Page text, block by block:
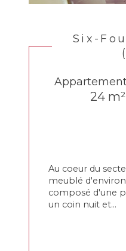
Six-
24 m²
Au coeur du
meublé
composé d'une
un coin nuit et...